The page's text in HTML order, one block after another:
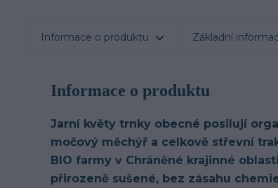
Informace o produktu Základní
Informace o produktu
Jarní květy trnky obecné posilují
močový měchýř a celkově střevní
BIO farmy v Chráněné krajinné
přirozeně sušené, bez zásahu